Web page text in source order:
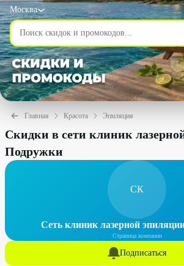
Москва
Главная Красота Эпиляция
Скидки в сети клиник
Подружки
СК
Сеть клиник лазерной
Страница компании
Подписаться